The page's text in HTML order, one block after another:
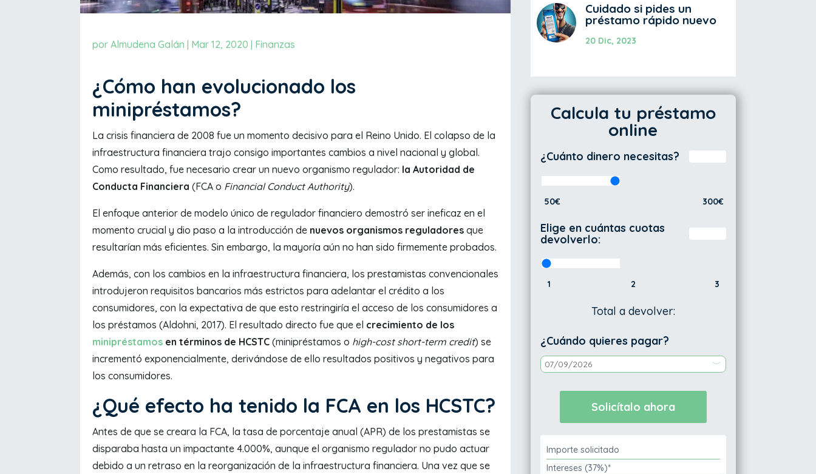
por Almudena Galán | Mar 12, 2020 | Finanzas
¿Cómo han evolucionado los
minipréstamos?
La crisis financiera de 2008 fue un momento decisivo para el Reino Unido. El colapso de la
infraestructura financiera trajo consigo importantes cambios a nivel nacional y global.
Como resultado, fue necesario crear un nuevo organismo regulador: la Autoridad de
Conducta Financiera (FCA o Financial Conduct Authority).
El enfoque anterior de modelo único de regulador financiero demostró ser ineficaz en el
momento crucial y dio paso a la introducción de nuevos organismos reguladores que
resultarían más eficientes. Sin embargo, la mayoría aún no han sido firmemente probados.
Además, con los cambios en la infraestructura financiera, los prestamistas convencionales
introdujeron requisitos bancarios más estrictos para adelantar el crédito a los
consumidores, con la expectativa de que esto restringiría el acceso de los consumidores a
los préstamos (Aldohni, 2017). El resultado directo fue que el crecimiento de los
minipréstamos en términos de HCSTC (minipréstamos o high-cost short-term credit) se
incrementó exponencialmente, derivándose de ello resultados positivos y negativos para
los consumidores.
¿Qué efecto ha tenido la FCA en los HCSTC?
Antes de que se creara la FCA, la tasa de porcentaje anual (APR) de los prestamistas se
disparaba hasta un impactante 4.000%, aunque el organismo regulador no pudo actuar
debido a un retraso en la reorganización de la infraestructura financiera. Una vez que se
Cuidado si pides un
préstamo rápido nuevo
20 Dic, 2023
Calcula tu préstamo
online
¿Cuánto dinero necesitas?
50€ 300€
Elige en cuántas cuotas
devolverlo:
1 2 3
Total a devolver:
¿Cuándo quieres pagar?
Importe solicitado
Intereses (37%)*